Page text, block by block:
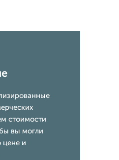
стоимости
вы могли
цене и